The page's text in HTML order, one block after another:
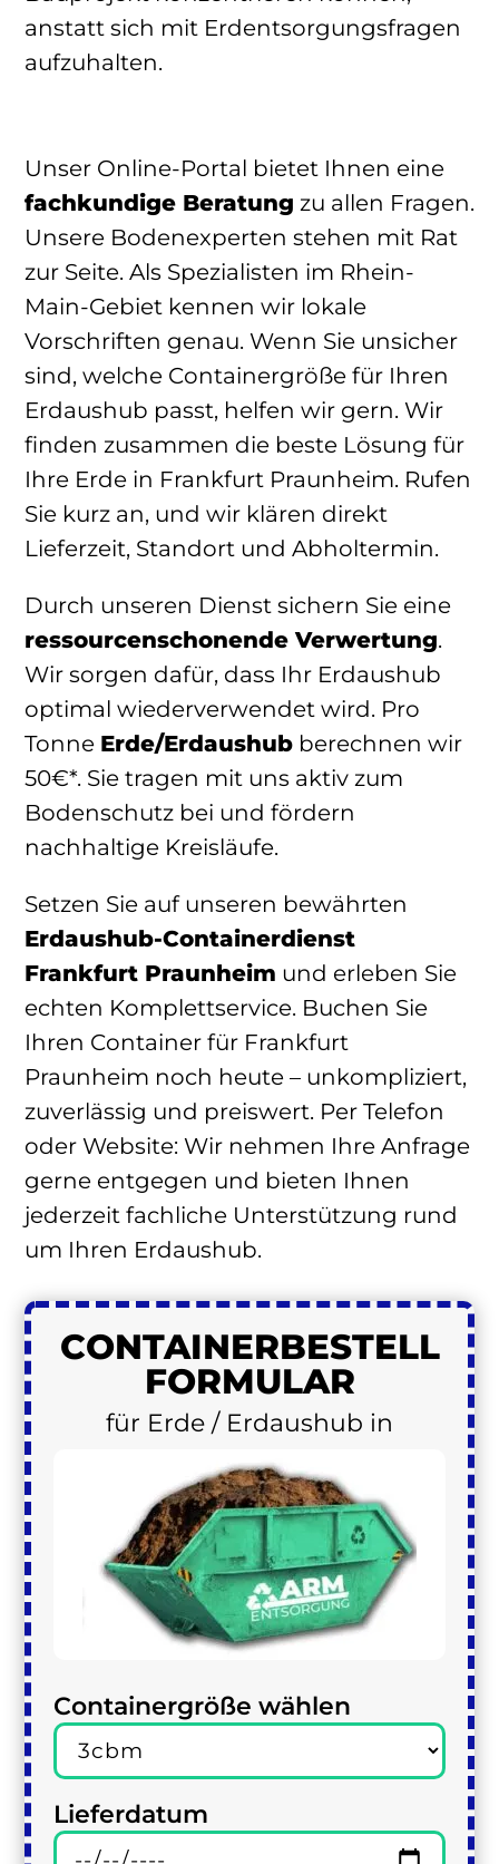
anstatt sich mit Erdentsorgungsfragen
aufzuhalten.
Unser Online-Portal bietet Ihnen eine
fachkundige Beratung zu allen Fragen.
Unsere Bodenexperten stehen mit Rat
zur Seite. Als Spezialisten im Rhein-
Main-Gebiet kennen wir lokale
Vorschriften genau. Wenn Sie unsicher
sind, welche Containergröße für Ihren
Erdaushub passt, helfen wir gern. Wir
finden zusammen die beste Lösung für
Ihre Erde in Frankfurt Praunheim. Rufen
Sie kurz an, und wir klären direkt
Lieferzeit, Standort und Abholtermin.
Durch unseren Dienst sichern Sie eine
ressourcenschonende Verwertung.
Wir sorgen dafür, dass Ihr Erdaushub
optimal wiederverwendet wird. Pro
Tonne Erde/Erdaushub berechnen wir
50€*. Sie tragen mit uns aktiv zum
Bodenschutz bei und fördern
nachhaltige Kreisläufe.
Setzen Sie auf unseren bewährten
Erdaushub-Containerdienst
Frankfurt Praunheim und erleben Sie
echten Komplettservice. Buchen Sie
Ihren Container für Frankfurt
Praunheim noch heute – unkompliziert,
zuverlässig und preiswert. Per Telefon
oder Website: Wir nehmen Ihre Anfrage
gerne entgegen und bieten Ihnen
jederzeit fachliche Unterstützung rund
um Ihren Erdaushub.
CONTAINERBESTELL
FORMULAR
für Erde / Erdaushub in
Containergröße wählen
Lieferdatum